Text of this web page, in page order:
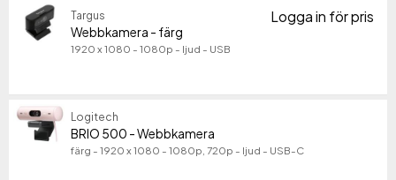
Targus
Webbkamera - färg
1920 x 1080 - 1080p - ljud - USB
Logga in för pris
Logitech
BRIO 500 - Webbkamera
färg - 1920 x 1080 - 1080p, 720p - ljud - USB-C